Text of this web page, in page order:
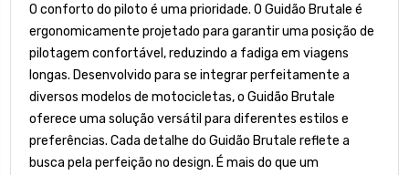
O conforto do piloto é uma prioridade. O Guidão Brutale é
ergonomicamente projetado para garantir uma posição de
pilotagem confortável, reduzindo a fadiga em viagens
longas. Desenvolvido para se integrar perfeitamente a
diversos modelos de motocicletas, o Guidão Brutale
oferece uma solução versátil para diferentes estilos e
preferências. Cada detalhe do Guidão Brutale reflete a
busca pela perfeição no design. É mais do que um